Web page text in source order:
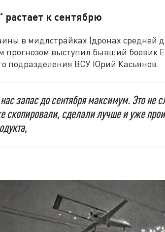
к сентябрю
в мидлстрайках (дронах средней
прогнозом выступил бывший боевик
подразделения ВСУ Юрий Касьянов.
запас до сентября максимум. Это не
скопировали, сделали лучше и уже